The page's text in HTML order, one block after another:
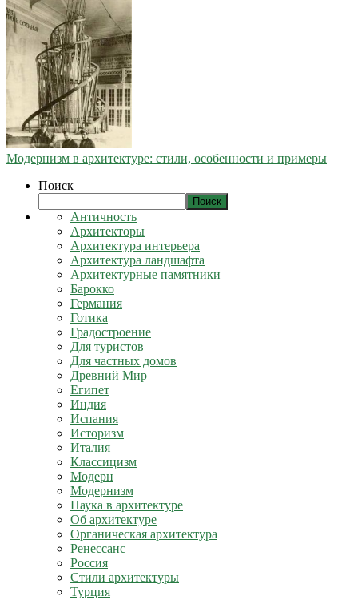
Модернизм в архитектуре: стили, особенности и примеры
Поиск
Поиск
Античность
Архитекторы
Архитектура интерьера
Архитектура ландшафта
Архитектурные памятники
Барокко
Германия
Готика
Градостроение
Для туристов
Для частных домов
Древний Мир
Египет
Индия
Испания
Историзм
Италия
Классицизм
Модерн
Модернизм
Наука в архитектуре
Об архитектуре
Органическая архитектура
Ренессанс
Россия
Стили архитектуры
Турция